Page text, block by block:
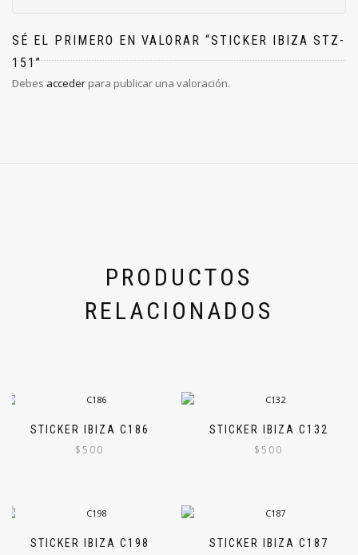
SÉ EL PRIMERO EN VALORAR “STICKER IBIZA STZ-
151”
Debes acceder para publicar una valoración.
PRODUCTOS
RELACIONADOS
STICKER IBIZA C186
$500
STICKER IBIZA C132
$500
STICKER IBIZA C198 STICKER IBIZA C187